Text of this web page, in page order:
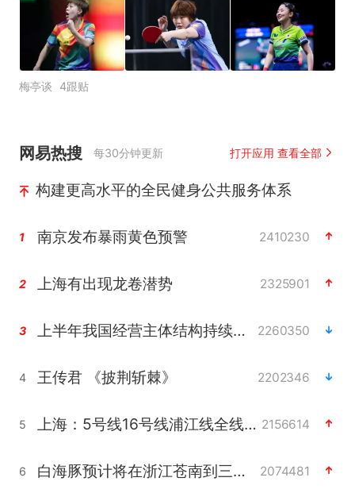
梅亭谈 4跟贴
网易热搜 每30分钟更新 打开应用 查看全部
构建更高水平的全民健身公共服务体系
1 南京发布暴雨黄色预警 2410230
2 上海有出现龙卷潜势 2325901
3 上半年我国经营主体结构持续优化 2260350
4 王传君 《披荆斩棘》 2202346
5 上海：5号线16号线浦江线全线停运 2156614
6 白海豚预计将在浙江苍南到三门一带登陆 2074481